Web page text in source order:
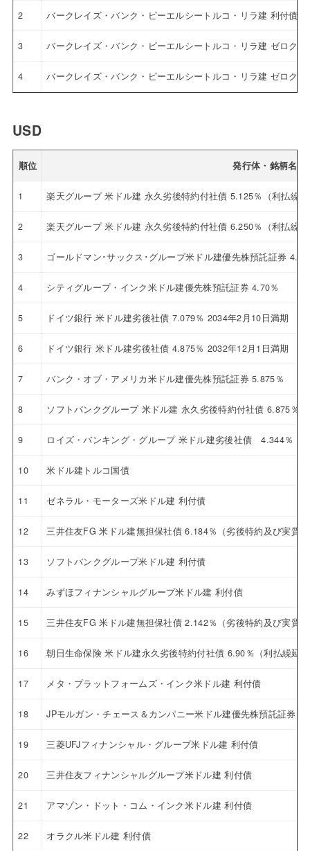
2 バークレイズ・バンク・ピーエルシートルコ・リラ建 利付債
3 バークレイズ・バンク・ピーエルシートルコ・リラ建 ゼロクー
4 バークレイズ・バンク・ピーエルシートルコ・リラ建 ゼロクー
USD
順位 発行体・銘柄名
1 楽天グループ 米ドル建 永久劣後特約付社債 5.125％（利払繰
2 楽天グループ 米ドル建 永久劣後特約付社債 6.250％（利払繰
3 ゴールドマン･サックス･グループ米ドル建優先株預託証券
4 シティグループ・インク米ドル建優先株預託証券 4.70％
5 ドイツ銀行 米ドル建劣後社債 7.079％ 2034年2月10日満期
6 ドイツ銀行 米ドル建劣後社債 4.875％ 2032年12月1日満期
7 バンク・オブ・アメリカ米ドル建優先株預託証券 5.875％
8 ソフトバンクグループ 米ドル建 永久劣後特約付社債 6.875％
9 ロイズ・バンキング・グループ 米ドル建劣後社債 4.344％
10 米ドル建トルコ国債
11 ゼネラル・モーターズ米ドル建 利付債
12 三井住友FG 米ドル建無担保社債 6.184％（劣後特約及び実質
13 ソフトバンクグループ米ドル建 利付債
14 みずほフィナンシャルグループ米ドル建 利付債
15 三井住友FG 米ドル建無担保社債 2.142％（劣後特約及び実質
16 朝日生命保険 米ドル建永久劣後特約付社債 6.90％（利払繰延
17 メタ・プラットフォームズ・インク米ドル建 利付債
18 JPモルガン・チェース＆カンパニー米ドル建優先株預託証券
19 三菱UFJフィナンシャル・グループ米ドル建 利付債
20 三井住友フィナンシャルグループ米ドル建 利付債
21 アマゾン・ドット・コム・インク米ドル建 利付債
22 オラクル米ドル建 利付債